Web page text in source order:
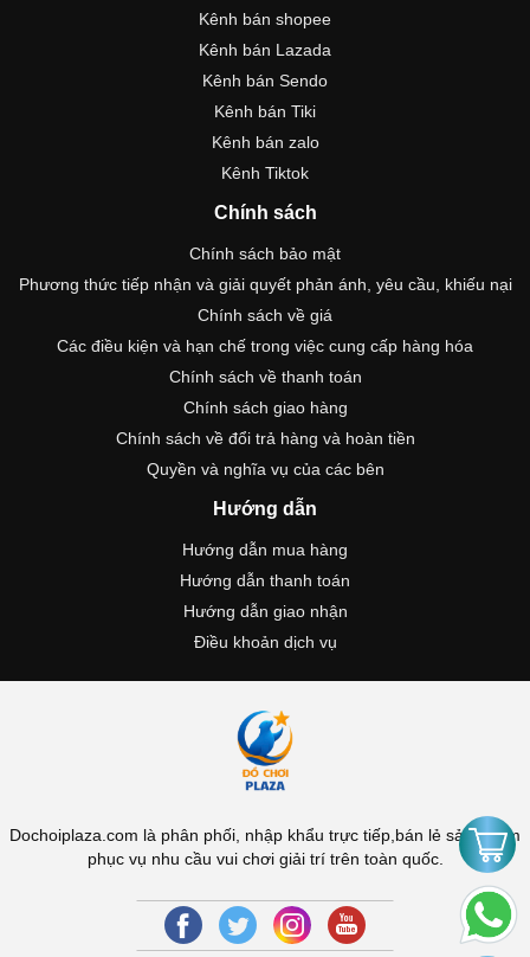
Kênh bán shopee
Kênh bán Lazada
Kênh bán Sendo
Kênh bán Tiki
Kênh bán zalo
Kênh Tiktok
Chính sách
Chính sách bảo mật
Phương thức tiếp nhận và giải quyết phản ánh, yêu cầu, khiếu nại
Chính sách về giá
Các điều kiện và hạn chế trong việc cung cấp hàng hóa
Chính sách về thanh toán
Chính sách giao hàng
Chính sách về đổi trả hàng và hoàn tiền
Quyền và nghĩa vụ của các bên
Hướng dẫn
Hướng dẫn mua hàng
Hướng dẫn thanh toán
Hướng dẫn giao nhận
Điều khoản dịch vụ
Dochoiplaza.com là phân phối, nhập khẩu trực tiếp,bán lẻ sản phẩm
phục vụ nhu cầu vui chơi giải trí trên toàn quốc.